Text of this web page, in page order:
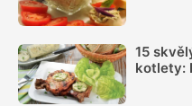
15
kotlety: